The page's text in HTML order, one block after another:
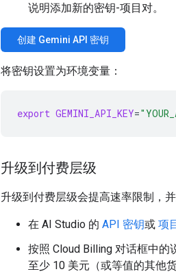
说明添加新的密钥-项目对。
创建 Gemini API 密钥
将密钥设置为环境变量：
export GEMINI_API_KEY=
升级到付费层级
升级到付费层级会提高速率限制，
在 AI Studio 的 API 密钥或 项
按照 Cloud Billing 对话框中
至少 10 美元（或等值的其他